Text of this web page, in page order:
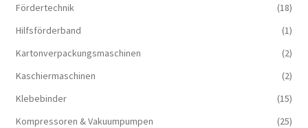
Fördertechnik
(18)
Hilfsförderband
(1)
Kartonverpackungsmaschinen
(2)
Kaschiermaschinen
(2)
Klebebinder
(15)
Kompressoren & Vakuum­pumpen
(25)